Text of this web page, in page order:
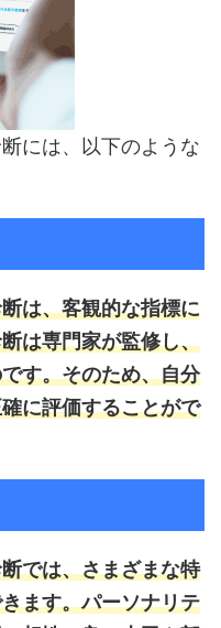
には、以下のような
は、客観的な指標に
は専門家が監修し、
す。そのため、自分
に評価することがで
では、さまざまな特
ます。パーソナリテ